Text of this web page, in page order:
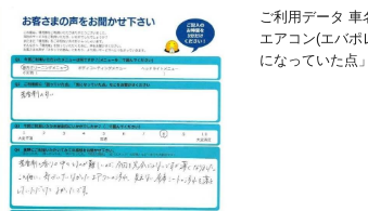
ご利用データ
エアコン(エバ
になっていた点